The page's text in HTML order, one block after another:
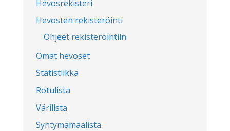
Hevosrekisteri
Hevosten rekisteröinti
Ohjeet rekisteröintiin
Omat hevoset
Statistiikka
Rotulista
Värilista
Syntymämaalista